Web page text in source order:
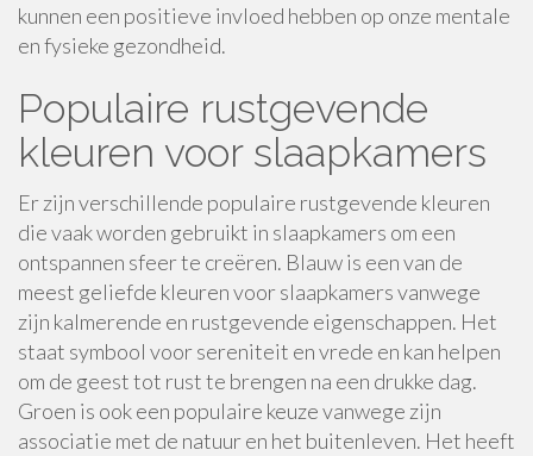
kunnen een positieve invloed hebben op onze mentale
en fysieke gezondheid.
Populaire rustgevende
kleuren voor slaapkamers
Er zijn verschillende populaire rustgevende kleuren
die vaak worden gebruikt in slaapkamers om een
ontspannen sfeer te creëren. Blauw is een van de
meest geliefde kleuren voor slaapkamers vanwege
zijn kalmerende en rustgevende eigenschappen. Het
staat symbool voor sereniteit en vrede en kan helpen
om de geest tot rust te brengen na een drukke dag.
Groen is ook een populaire keuze vanwege zijn
associatie met de natuur en het buitenleven. Het heeft